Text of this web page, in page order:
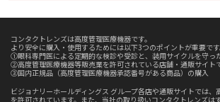
コンタクトレンズは高度管理医療機器です。
より安全に購入・使用するためには以下3つのポイントが重要です
①眼科専門医による定期的な検診や受診と、装用サイクルを守っ
②高度管理医療機器等販売業を許可されている店舗・通販サイト
③国内正規品（高度管理医療機器承認番号がある商品）の購入
ビジョナリーホールディングス グループ各店や通販サイトでは
を許可されています。また、当社の取り扱いコンタクトレンズは